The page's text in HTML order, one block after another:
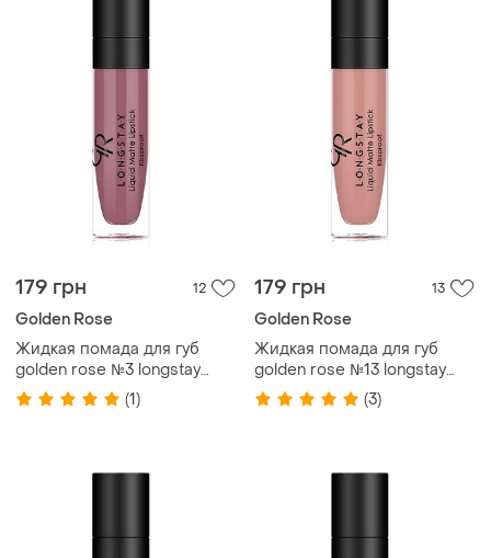
179 грн 12
Golden Rose
Жидкая помада для губ
golden rose №3 longstay
liquid matte голден роуз
матовая
(1)
179 грн 13
Golden Rose
Жидкая помада для губ
golden rose №13 longstay
liquid matte голден роуз
матовая
(3)